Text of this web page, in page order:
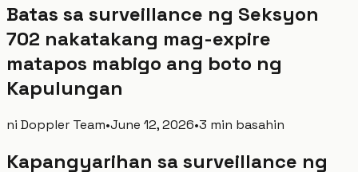
Batas sa surveillance ng Seksyon
702 nakatakang mag-expire
matapos mabigo ang boto ng
Kapulungan
ni Doppler Team•June 12, 2026•3 min basahin
Kapangyarihan sa surveillance ng